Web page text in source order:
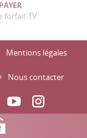
PAYER
forfait TV
Mentions légales
Nous contacter